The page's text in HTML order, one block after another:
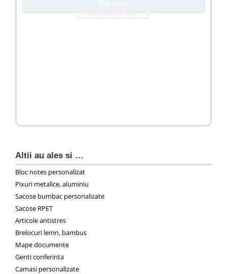
Reseteaza filtre
Altii au ales si …
Bloc notes personalizat
Pixuri metalice, aluminiu
Sacose bumbac personalizate
Sacose RPET
Articole antistres
Brelocuri lemn, bambus
Mape documente
Genti conferinta
Camasi personalizate